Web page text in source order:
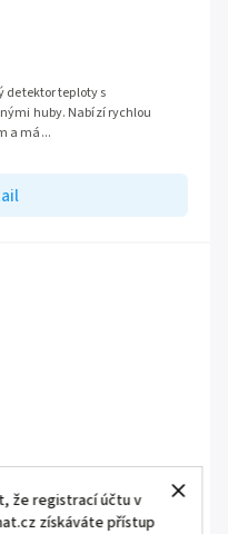
že registrací účtu v
získáváte přístup
detektor teploty s
huby. Nabízí rychlou
a má...